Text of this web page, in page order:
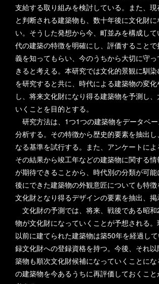
支給する取り組みを検討している。また、
と判断される建築物も、数十年後に文化財
い。そうした発想から今、町並みを構成し
代の建築の特徴を明確にし、評価すること
義を知ってもらい、今のうちから大切に守
きると考える。本研究では文化的景観に馴
を研究すると共に、時代による建築物の変
し、将来文化財になり得る建築物を予測し
いくことを目的とする。
研究方法は、1つ1つの建築物をデータベー
分析する。その特徴から歴史的要素を抽出し
なる基準を試行する。また、アンケートによ
その結果から竣工年などの建築物に関する情
が期待できることから、時代別の分類が可
後にできた建築物の外観意匠についても特
文化財となり得るデザインの要素を抽出、掲
文化財の予測では、将来、戦後である昭
物が文化財になっていくことが予想される
以前に建てられた建築物は築50年を経過し
録文化財への登録資格を持つ。今後、それ
築物も順次文化財候補になっていくことにな
の建築物を今あるうちに再評価しておくこと